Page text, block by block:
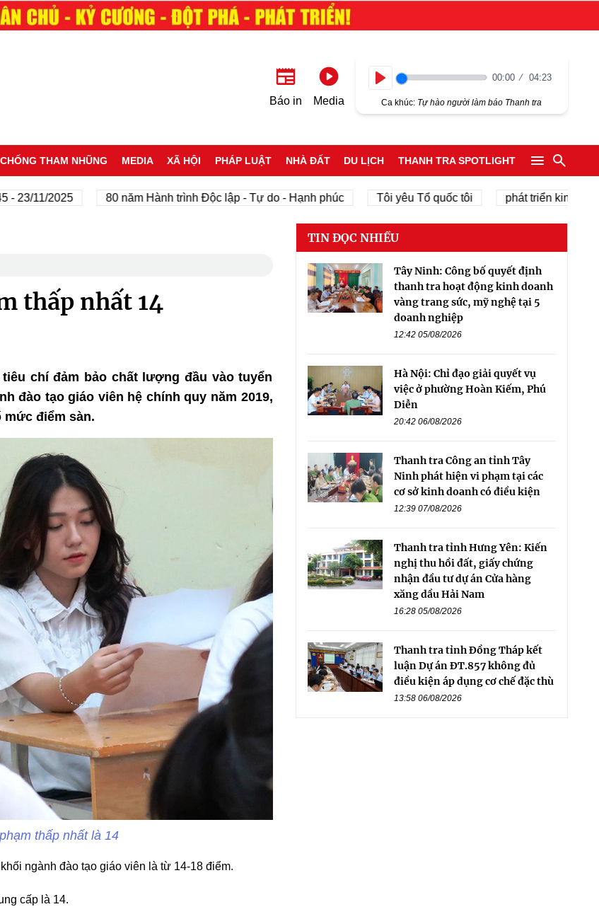
Báo in Media
00:00 04:23
Ca khúc: Tự hào người làm báo Thanh tra
THAM NHŨNG MEDIA XÃ HỘI PHÁP LUẬT NHÀ ĐẤT DU LỊCH THANH TRA SPOTLIGHT
2025 80 năm Hành trình Độc lập - Tự do - Hạnh phúc Tôi yêu Tổ quốc tôi phát triển kinh tế tư nhân
thấp nhất 14
chí đảm bảo chất lượng đầu vào tuyển
đào tạo giáo viên hệ chính quy năm 2019,
mức điểm sàn.
thấp nhất là 14
ngành đào tạo giáo viên là từ 14-18 điểm.
cấp là 14.
TIN ĐỌC NHIỀU
Tây Ninh: Công bố quyết định
thanh tra hoạt động kinh doanh
vàng trang sức, mỹ nghệ tại 5
doanh nghiệp
12:42 05/08/2026
Hà Nội: Chỉ đạo giải quyết vụ
việc ở phường Hoàn Kiếm, Phú
Diễn
20:42 06/08/2026
Thanh tra Công an tỉnh Tây
Ninh phát hiện vi phạm tại các
cơ sở kinh doanh có điều kiện
12:39 07/08/2026
Thanh tra tỉnh Hưng Yên: Kiến
nghị thu hồi đất, giấy chứng
nhận đầu tư dự án Cửa hàng
xăng dầu Hải Nam
16:28 05/08/2026
Thanh tra tỉnh Đồng Tháp kết
luận Dự án ĐT.857 không đủ
điều kiện áp dụng cơ chế đặc thù
13:58 06/08/2026